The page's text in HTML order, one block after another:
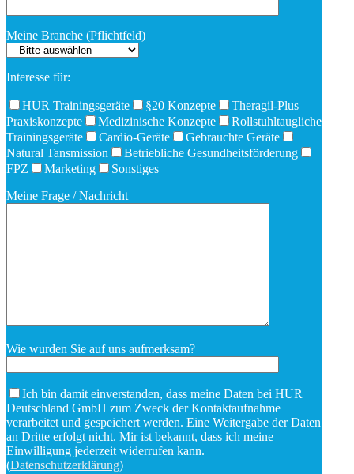
Meine Branche (Pflichtfeld)
Interesse für:
HUR Trainingsgeräte §20 Konzepte
Theragil-Plus
Praxiskonzepte
Medizinische Konzepte
Rollstuhltaugliche
Trainingsgeräte
Cardio-Geräte
Gebrauchte Geräte
Natural Tansmission
Betriebliche Gesundheitsförderung
FPZ
Marketing
Sonstiges
Meine Frage / Nachricht
Wie wurden Sie auf uns aufmerksam?
Ich bin damit einverstanden, dass meine Daten bei HUR
Deutschland GmbH zum Zweck der Kontaktaufnahme
verarbeitet und gespeichert werden. Eine Weitergabe der Daten
an Dritte erfolgt nicht. Mir ist bekannt, dass ich meine
Einwilligung jederzeit widerrufen kann.
(Datenschutzerklärung)